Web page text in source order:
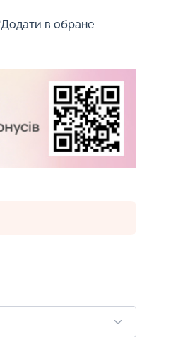
Додати в обране